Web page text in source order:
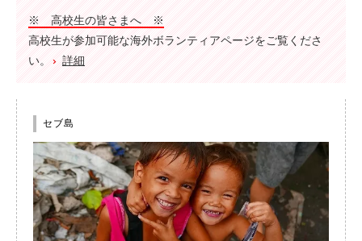
CECの案内
※ 高校生の皆さまへ ※
高校生が参加可能な海外ボランティアページをご覧くださ
い。
詳細
セブ島